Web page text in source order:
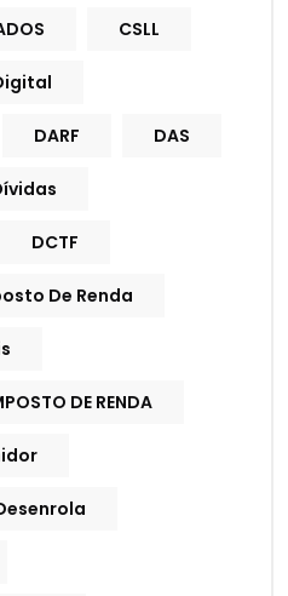
CSLL
DARF DAS
DCTF
De Renda
DE RENDA